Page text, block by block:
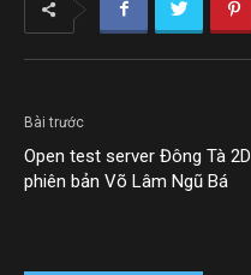
Bài trước
Open test server Đông Tà 2D
phiên bản Võ Lâm Ngũ Bá